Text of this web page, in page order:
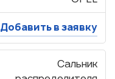
Добавить в заявку
Сальник